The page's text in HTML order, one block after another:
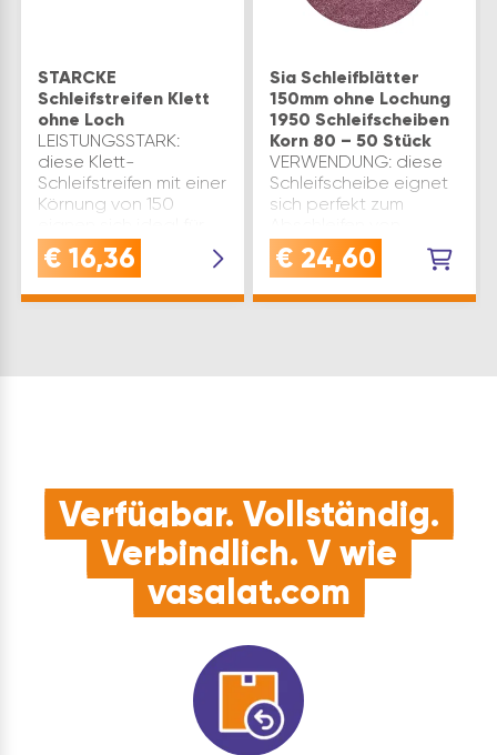
STARCKE
Schleifstreifen Klett
ohne Loch
LEISTUNGSSTARK:
diese Klett-
Schleifstreifen mit einer
Körnung von 150
präzise
HolzarbeitenEINFACHE
Kletthaftung lassen
€ 16,36
Sia Schleifblätter
150mm ohne Lochung
1950 Schleifscheiben
Korn 80 – 50 Stück
VERWENDUNG: diese
Schleifscheibe eignet
sich perfekt zum
Beschichtungen,
Ausschleifen von
und Feinschleifen von
€ 24,60
Verfügbar. Vollständig.
Verbindlich. V wie
vasalat.com